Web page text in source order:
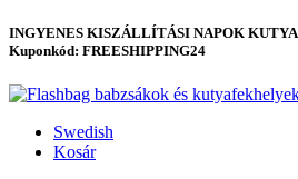
INGYENES KISZÁLLÍTÁSI NAPOK
Kuponkód: FREESHIPPING24
Swedish
Kosár